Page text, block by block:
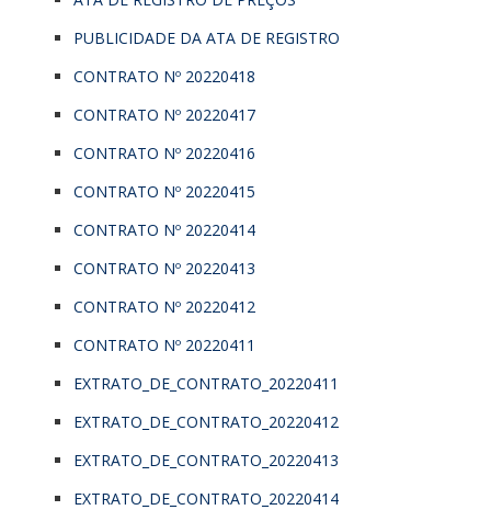
PUBLICIDADE DA ATA DE REGISTRO
CONTRATO Nº 20220418
CONTRATO Nº 20220417
CONTRATO Nº 20220416
CONTRATO Nº 20220415
CONTRATO Nº 20220414
CONTRATO Nº 20220413
CONTRATO Nº 20220412
CONTRATO Nº 20220411
EXTRATO_DE_CONTRATO_20220411
EXTRATO_DE_CONTRATO_20220412
EXTRATO_DE_CONTRATO_20220413
EXTRATO_DE_CONTRATO_20220414